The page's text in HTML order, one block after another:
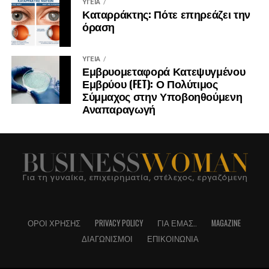
πορεία μου, είναι: Οι πιο συναρπαστικοί προορισμοί δεν
βρίσκονται έτοιμοι στον χάρτη· τους χτίζουμε εμείς,
χαράσσοντας τη δική μας διαδρομή.
ΥΓΕΊΑ
Καταρράκτης: Πότε επηρεάζει την
όραση
ΥΓΕΊΑ
Εμβρυομεταφορά Κατεψυγμένου
Εμβρύου (FET): Ο Πολύτιμος
Σύμμαχος στην Υποβοηθούμενη
Αναπαραγωγή
ΌΡΟΙ ΧΡΉΣΗΣ PRIVACY POLICY ΓΙΑ ΕΜΆΣ..
MAGAZINE
ΔΙΑΓΩΝΙΣΜΟΊ
ΕΠΙΚΟΙΝΩΝΊΑ